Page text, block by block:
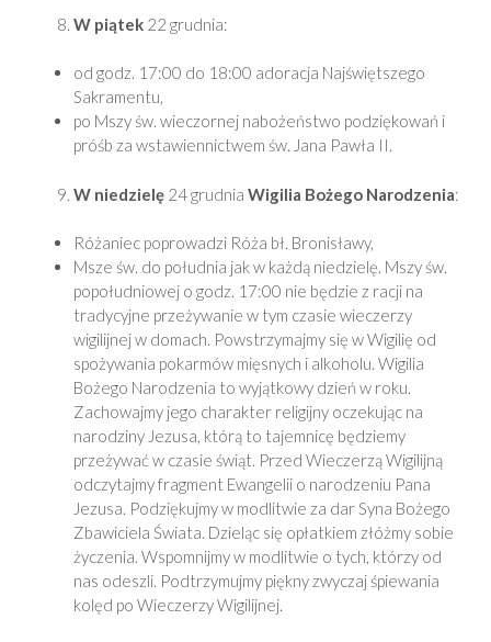
W piątek 22 grudnia:
od godz. 17:00 do 18:00 adoracja Najświętszego
Sakramentu,
po Mszy św. wieczornej nabożeństwo podziękowań i
próśb za wstawiennictwem św. Jana Pawła II.
W niedzielę 24 grudnia Wigilia Bożego Narodzenia:
Różaniec poprowadzi Róża bł. Bronisławy,
Msze św. do południa jak w każdą niedzielę. Mszy św.
popołudniowej o godz. 17:00 nie będzie z racji na
tradycyjne przeżywanie w tym czasie wieczerzy
wigilijnej w domach. Powstrzymajmy się w Wigilię od
spożywania pokarmów mięsnych i alkoholu. Wigilia
Bożego Narodzenia to wyjątkowy dzień w roku.
Zachowajmy jego charakter religijny oczekując na
narodziny Jezusa, którą to tajemnicę będziemy
przeżywać w czasie świąt. Przed Wieczerzą Wigilijną
odczytajmy fragment Ewangelii o narodzeniu Pana
Jezusa. Podziękujmy w modlitwie za dar Syna Bożego
Zbawiciela Świata. Dzieląc się opłatkiem złóżmy sobie
życzenia. Wspomnijmy w modlitwie o tych, którzy od
nas odeszli. Podtrzymujmy piękny zwyczaj śpiewania
kolęd po Wieczerzy Wigilijnej.